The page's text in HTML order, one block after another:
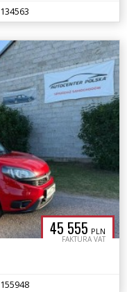
134563
45 555 PLN
FAKTURA VAT
155948